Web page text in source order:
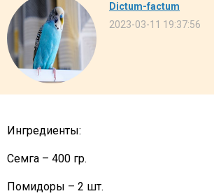
Dictum-factum
2023-03-11 19:37:56
Ингредиенты:
Семга – 400 гр.
Помидоры – 2 шт.